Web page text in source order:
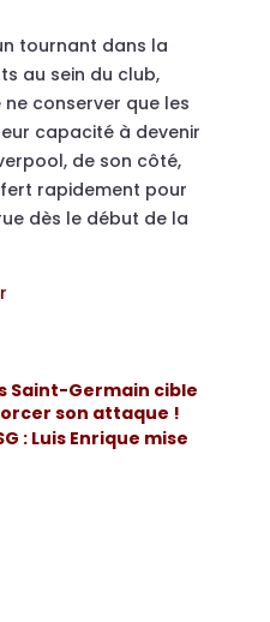
tournant dans la
au sein du club,
conserver que les
capacité à devenir
de son côté,
rapidement pour
dès le début de la
Saint-Germain cible
son attaque !
: Luis Enrique mise